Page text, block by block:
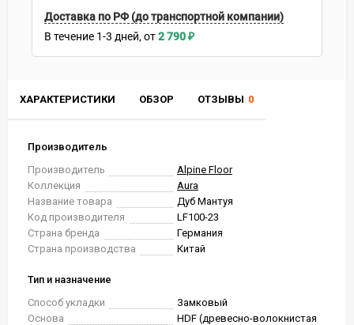
ХАРАКТЕРИСТИКИ ОБЗОР ОТЗЫВЫ 0
Производитель
Производитель
Alpine Floor
Коллекция
Aura
Название товара
Дуб Мантуя
Код производителя
LF100-23
Страна бренда
Германия
Страна производства
Китай
Тип и назначение
Способ укладки
Замковый
Основа
HDF (древесно-волокнистая
Доставка по РФ (до транспортной компании)
В течение 1-3 дней 2 790₽